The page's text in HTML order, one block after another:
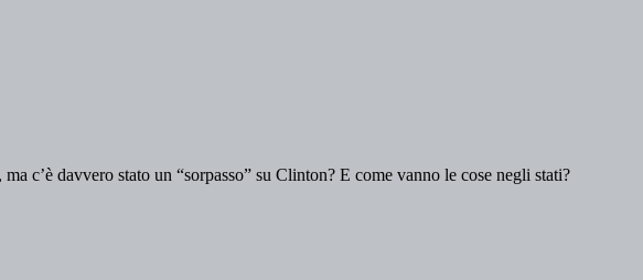
c’è davvero stato un “sorpasso” su Clinton? E come vanno le cose negli stati?